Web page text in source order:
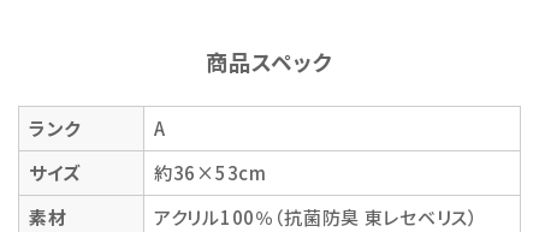
商品スペック
ランク
A
サイズ
約36×53cm
素材
アクリル100％（抗菌防臭 東レセベリス）